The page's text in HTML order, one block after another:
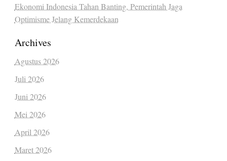
Ekonomi Indonesia Tahan Banting, Pemerintah Jaga
Optimisme Jelang Kemerdekaan
Archives
Agustus 2026
Juli 2026
Juni 2026
Mei 2026
April 2026
Maret 2026